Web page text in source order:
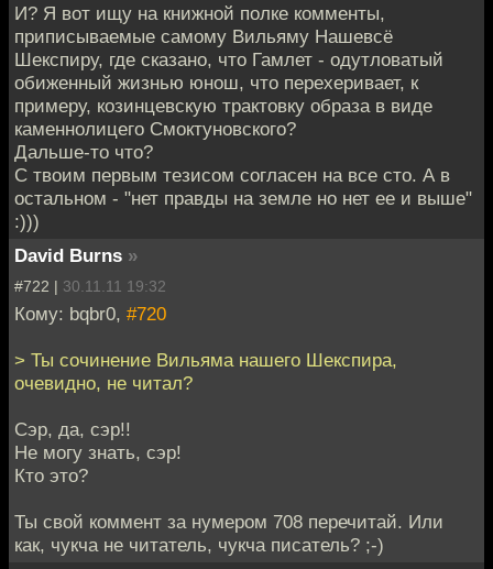
И? Я вот ищу на книжной полке комменты,
приписываемые самому Вильяму Нашевсё
Шекспиру, где сказано, что Гамлет - одутловатый
обиженный жизнью юнош, что перехеривает, к
примеру, козинцевскую трактовку образа в виде
каменнолицего Смоктуновского?
Дальше-то что?
С твоим первым тезисом согласен на все сто. А в
остальном - "нет правды на земле но нет ее и выше"
:)))
David Burns »
#722 | 30.11.11 19:32
Кому: bqbr0, #720
> Ты сочинение Вильяма нашего Шекспира,
очевидно, не читал?
Сэр, да, сэр!!
Не могу знать, сэр!
Кто это?
Ты свой коммент за нумером 708 перечитай. Или
как, чукча не читатель, чукча писатель? ;-)